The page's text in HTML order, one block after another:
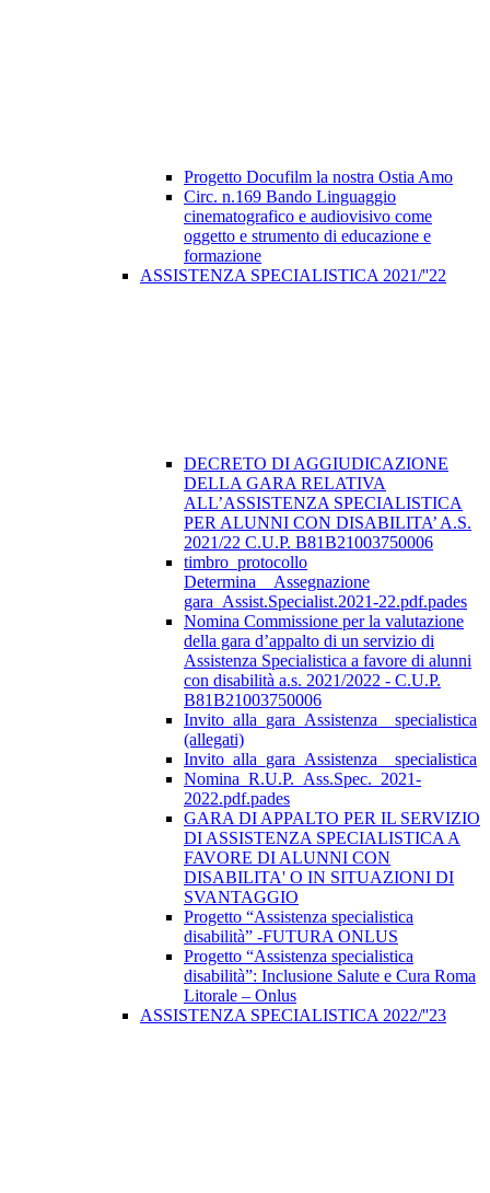
Progetto Docufilm la nostra Ostia Amo
Circ. n.169 Bando Linguaggio
cinematografico e audiovisivo come
oggetto e strumento di educazione e
formazione
ASSISTENZA SPECIALISTICA 2021/''22
DECRETO DI AGGIUDICAZIONE
DELLA GARA RELATIVA
ALL’ASSISTENZA SPECIALISTICA
PER ALUNNI CON DISABILITA’ A.S.
2021/22 C.U.P. B81B21003750006
timbro_protocollo
Determina__Assegnazione
gara_Assist.Specialist.2021-22.pdf.pades
Nomina Commissione per la valutazione
della gara d’appalto di un servizio di
Assistenza Specialistica a favore di alunni
con disabilità a.s. 2021/2022 - C.U.P.
B81B21003750006
Invito_alla_gara_Assistenza__specialistica
(allegati)
Invito_alla_gara_Assistenza__specialistica
Nomina_R.U.P._Ass.Spec._2021-
2022.pdf.pades
GARA DI APPALTO PER IL SERVIZIO
DI ASSISTENZA SPECIALISTICA A
FAVORE DI ALUNNI CON
DISABILITA' O IN SITUAZIONI DI
SVANTAGGIO
Progetto “Assistenza specialistica
disabilità” -FUTURA ONLUS
Progetto “Assistenza specialistica
disabilità”: Inclusione Salute e Cura Roma
Litorale – Onlus
ASSISTENZA SPECIALISTICA 2022/''23